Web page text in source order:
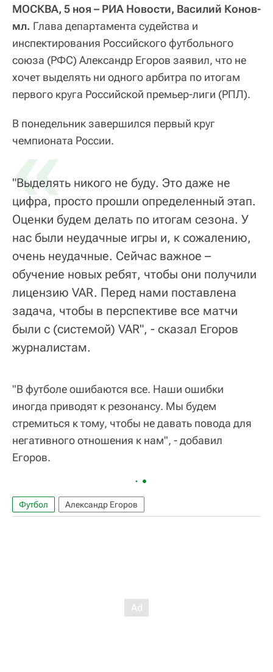
МОСКВА, 5 ноя – РИА Новости, Василий Конов-
мл. Глава департамента судейства и
инспектирования Российского футбольного
союза (РФС) Александр Егоров заявил, что не
хочет выделять ни одного арбитра по итогам
первого круга Российской премьер-лиги (РПЛ).
В понедельник завершился первый круг
чемпионата России.
«
"Выделять никого не буду. Это даже не
цифра, просто прошли определенный этап.
Оценки будем делать по итогам сезона. У
нас были неудачные игры и, к сожалению,
очень неудачные. Сейчас важное –
обучение новых ребят, чтобы они получили
лицензию VAR. Перед нами поставлена
задача, чтобы в перспективе все матчи
были с (системой) VAR", - сказал Егоров
журналистам.
"В футболе ошибаются все. Наши ошибки
иногда приводят к резонансу. Мы будем
стремиться к тому, чтобы не давать повода для
негативного отношения к нам", - добавил
Егоров.
Футбол Александр Егоров